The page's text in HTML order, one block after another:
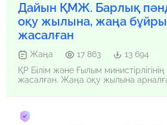
Дайын ҚМЖ. Барлық
оқу жылына, жаңа
жасалған
Жаңа 17 863
13 694
ҚР Білім және Ғылым
жасалған. Жаңа оқу жылына